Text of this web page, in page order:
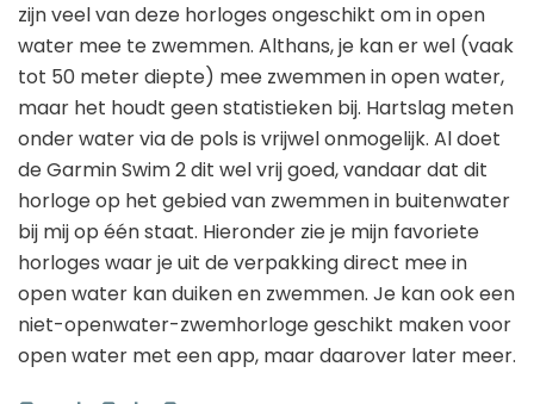
zijn veel van deze horloges ongeschikt om in open
water mee te zwemmen. Althans, je kan er wel (vaak
tot 50 meter diepte) mee zwemmen in open water,
maar het houdt geen statistieken bij. Hartslag meten
onder water via de pols is vrijwel onmogelijk. Al doet
de Garmin Swim 2 dit wel vrij goed, vandaar dat dit
horloge op het gebied van zwemmen in buitenwater
bij mij op één staat. Hieronder zie je mijn favoriete
horloges waar je uit de verpakking direct mee in
open water kan duiken en zwemmen. Je kan ook een
niet-openwater-zwemhorloge geschikt maken voor
open water met een app, maar daarover later meer.